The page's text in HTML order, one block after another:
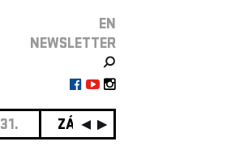
EN
NEWSLETTER
31. ZÁŘÍ